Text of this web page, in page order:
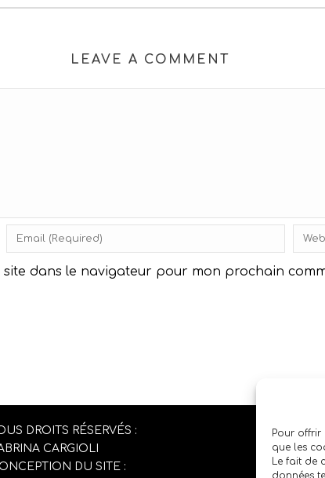
Pour offrir
que les
Le fait de
données
LEAVE A COMMENT
dans le navigateur pour mon prochain
DROITS RÉSERVÉS :
CARGIOLI
DU SITE :